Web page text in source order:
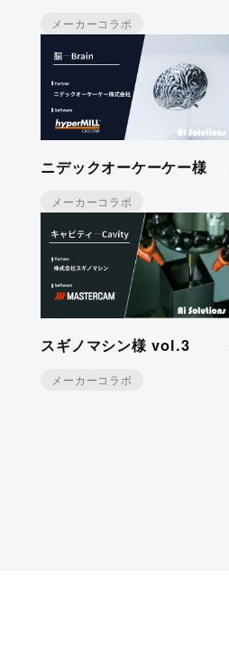
メーカーコラボ
ニデックオーケーケー様
メーカーコラボ
スギノマシン様 vol.3
メーカーコラボ